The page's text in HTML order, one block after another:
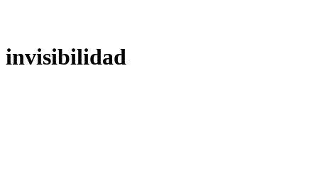
invisibilidad